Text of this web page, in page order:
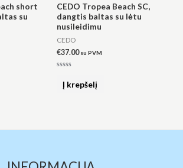
short
su
CEDO Tropea Beach SC,
dangtis baltas su lėtu
nusileidimu
CEDO
€37.00 su PVM
Į krepšelį